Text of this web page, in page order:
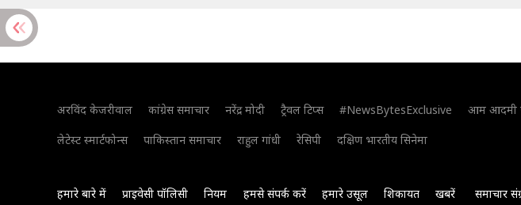
अरविंद केजरीवाल कांग्रेस समाचार नरेंद्र मोदी ट्रैवल टिप्स #NewsBytesExclusive आम आदमी
लेटेस्ट स्मार्टफोन्स
पाकिस्तान समाचार राहुल गांधी रेसिपी दक्षिण भारतीय सिनेमा
हमारे बारे में प्राइवेसी पॉलिसी नियम हमसे संपर्क करें हमारे उसूल शिकायत खबरें समाचार